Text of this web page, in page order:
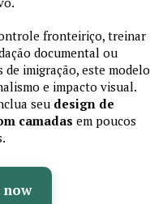
fronteiriço, treinar
documental ou
imigração, este modelo
e impacto visual.
seu design de
camadas em poucos